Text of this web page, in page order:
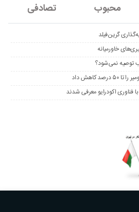
محبوب تصادفی
گرین‌فیلد
خاورمیانه
توصیه نمی‌شود؟
کاهش داد
اکودرایو معرفی شدند